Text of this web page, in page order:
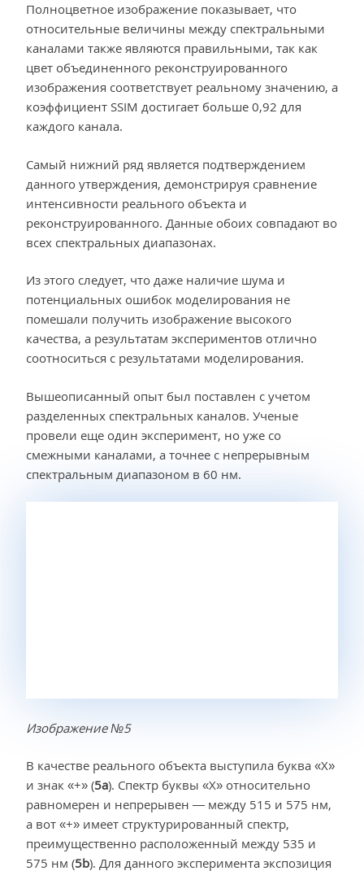
Полноцветное изображение показывает, что
относительные величины между спектральными
каналами также являются правильными, так как
цвет объединенного реконструированного
изображения соответствует реальному значению, а
коэффициент SSIM достигает больше 0,92 для
каждого канала.
Самый нижний ряд является подтверждением
данного утверждения, демонстрируя сравнение
интенсивности реального объекта и
реконструированного. Данные обоих совпадают во
всех спектральных диапазонах.
Из этого следует, что даже наличие шума и
потенциальных ошибок моделирования не
помешали получить изображение высокого
качества, а результатам экспериментов отлично
соотноситься с результатами моделирования.
Вышеописанный опыт был поставлен с учетом
разделенных спектральных каналов. Ученые
провели еще один эксперимент, но уже со
смежными каналами, а точнее с непрерывным
спектральным диапазоном в 60 нм.
Изображение №5
В качестве реального объекта выступила буква «X»
и знак «+» (5а). Спектр буквы «Х» относительно
равномерен и непрерывен — между 515 и 575 нм,
а вот «+» имеет структурированный спектр,
преимущественно расположенный между 535 и
575 нм (5b). Для данного эксперимента экспозиция